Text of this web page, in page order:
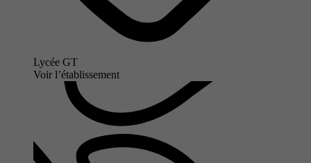
Lycée GT
Voir l’établissement